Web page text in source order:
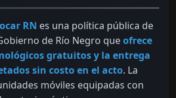
RN es una política pública de
de Río Negro queofrece
gratuitos y la entrega
sin costo en el acto. La
móviles equipadas con